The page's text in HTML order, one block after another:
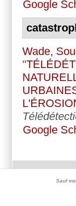
Google
Wade,
"
Google
Sauf